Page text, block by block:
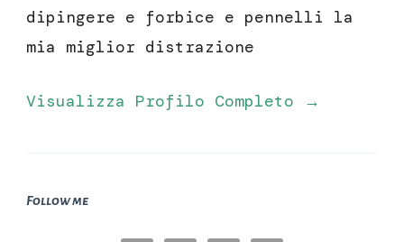
dipingere e forbice e pennelli la
mia miglior distrazione
Visualizza Profilo Completo →
Follow me